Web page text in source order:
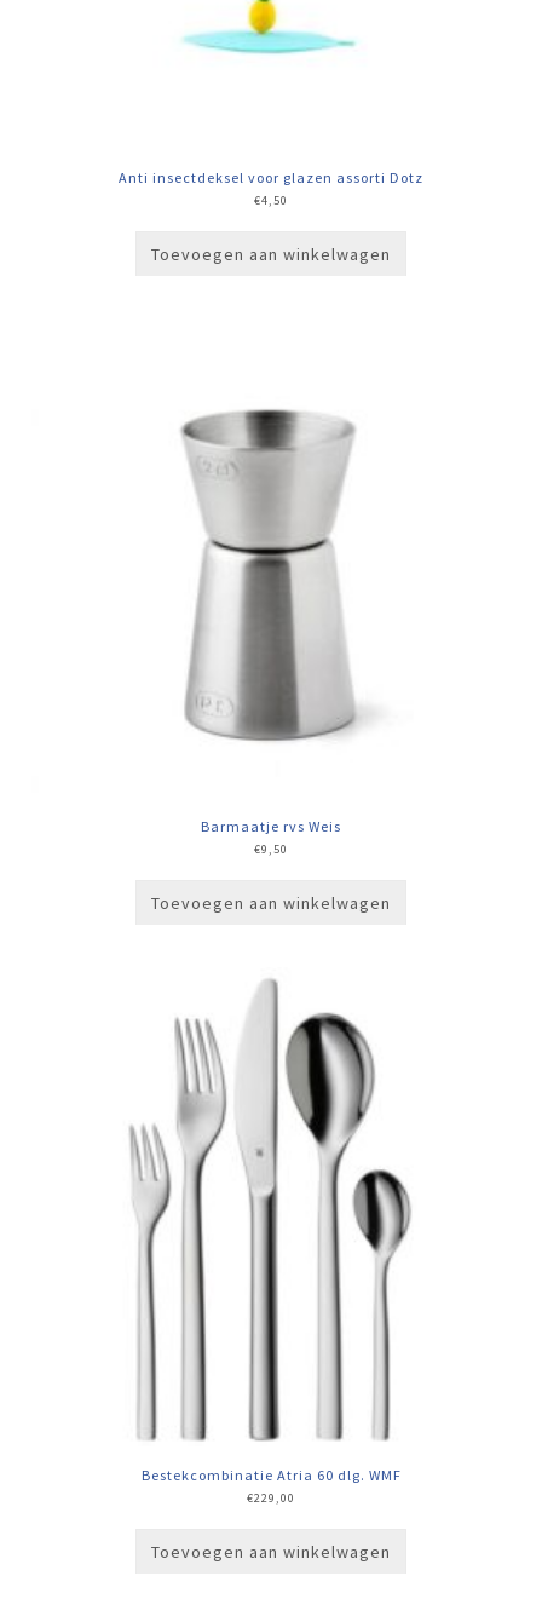
Anti insectdeksel voor glazen assorti Dotz
€4,50
Toevoegen aan winkelwagen
Barmaatje rvs Weis
€9,50
Toevoegen aan winkelwagen
Bestekcombinatie Atria 60 dlg. WMF
€229,00
Toevoegen aan winkelwagen